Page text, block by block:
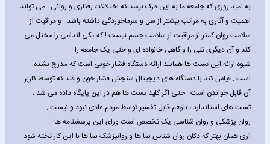
به امید روزی که جامعه ما به این درک برسد که اختلالات رفتاری و روانی ، می تواند
اهمیت و آثاری به مراتب بیشتر از سل و سرماخوردگی داشته باشد . و مراقبت از
سلامت روان کمتر از مراقبت از سلامت جسم نیست ! که یکی اندامی را مختل می
کند و آن دیگری تنی را و گاهی خانواده ای و حتی یک جامعه را
شیوه ارائه این تست ها همانند ارائه دستگاه فشار خونی است که مدرج نشده
است . قیاس کند با دستگاه های دیجیتال سنجش فشار خون و قند که توسط کاربر
آن قابل خواندن است . حتی اگر کلید تست ها هم در این پایگاه داده می شد ،
تست های استاندارد ، بازهم قابل تفسیر توسط مردم عادی نبود و نیست .
روان پزشکی و روان شناسی یک تخصص است ورای این پرسشنامه ها .
آری همان بهتر که دکان روان شناس نما ها و روانپزشک نما ها با این کار تخته شود